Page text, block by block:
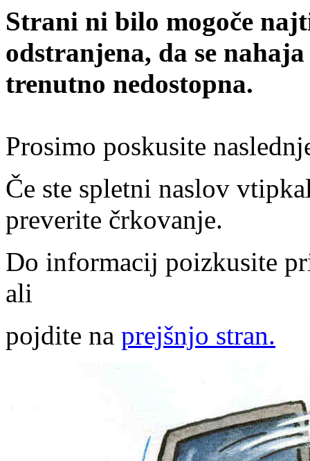
Strani ni bilo mogoče
odstranjena, da se
trenutno nedostopna.
Prosimo poskusite
Če ste spletni naslov
preverite črkovanje.
Do informacij poizkusite
ali
pojdite na prejšnjo stran.